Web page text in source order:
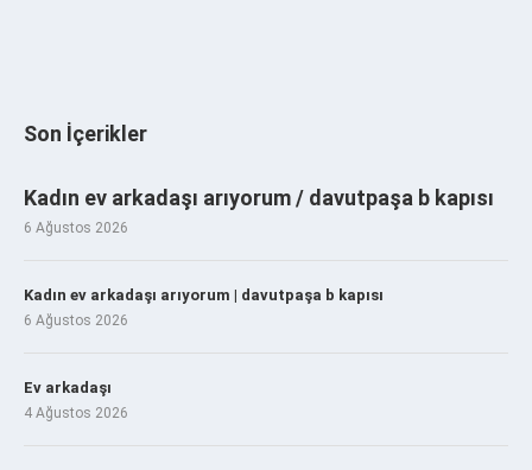
Son İçerikler
Kadın ev arkadaşı arıyorum / davutpaşa b kapısı
6 Ağustos 2026
Kadın ev arkadaşı arıyorum | davutpaşa b kapısı
6 Ağustos 2026
Ev arkadaşı
4 Ağustos 2026